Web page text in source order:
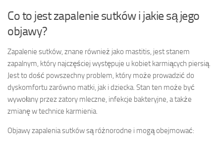
Co to jest zapalenie sutków i jakie są jego
objawy?
Zapalenie sutków, znane również jako mastitis, jest stanem
zapalnym, który najczęściej występuje u kobiet karmiących piersią.
Jest to dość powszechny problem, który może prowadzić do
dyskomfortu zarówno matki, jak i dziecka. Stan ten może być
wywołany przez zatory mleczne, infekcje bakteryjne, a także
zmianę w technice karmienia.
Objawy zapalenia sutków są różnorodne i mogą obejmować: